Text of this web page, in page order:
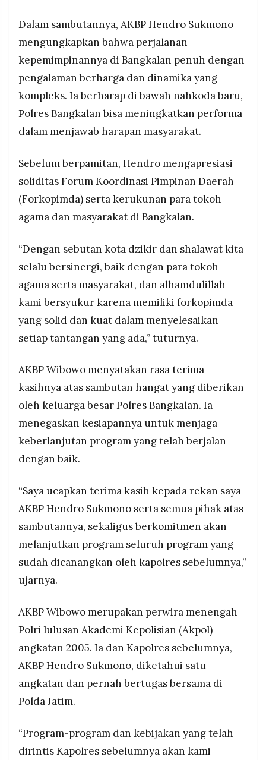
Dalam sambutannya, AKBP Hendro Sukmono
mengungkapkan bahwa perjalanan
kepemimpinannya di Bangkalan penuh dengan
pengalaman berharga dan dinamika yang
kompleks. Ia berharap di bawah nahkoda baru,
Polres Bangkalan bisa meningkatkan performa
dalam menjawab harapan masyarakat.
Sebelum berpamitan, Hendro mengapresiasi
soliditas Forum Koordinasi Pimpinan Daerah
(Forkopimda) serta kerukunan para tokoh
agama dan masyarakat di Bangkalan.
“Dengan sebutan kota dzikir dan shalawat kita
selalu bersinergi, baik dengan para tokoh
agama serta masyarakat, dan alhamdulillah
kami bersyukur karena memiliki forkopimda
yang solid dan kuat dalam menyelesaikan
setiap tantangan yang ada,” tuturnya.
AKBP Wibowo menyatakan rasa terima
kasihnya atas sambutan hangat yang diberikan
oleh keluarga besar Polres Bangkalan. Ia
menegaskan kesiapannya untuk menjaga
keberlanjutan program yang telah berjalan
dengan baik.
“Saya ucapkan terima kasih kepada rekan saya
AKBP Hendro Sukmono serta semua pihak atas
sambutannya, sekaligus berkomitmen akan
melanjutkan program seluruh program yang
sudah dicanangkan oleh kapolres sebelumnya,”
ujarnya.
AKBP Wibowo merupakan perwira menengah
Polri lulusan Akademi Kepolisian (Akpol)
angkatan 2005. Ia dan Kapolres sebelumnya,
AKBP Hendro Sukmono, diketahui satu
angkatan dan pernah bertugas bersama di
Polda Jatim.
“Program-program dan kebijakan yang telah
dirintis Kapolres sebelumnya akan kami